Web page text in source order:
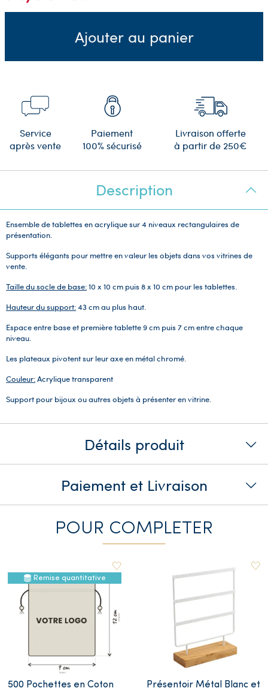
Ajouter au panier
Service
après vente
Paiement
100% sécurisé
Livraison offerte
à partir de 250€
Description
Ensemble de tablettes en acrylique sur 4 niveaux rectangulaires de
présentation.
Supports élégants pour mettre en valeur les objets dans vos vitrines de
vente.
Taille du socle de base:10 x 10 cm puis 8 x 10 cm pour les tablettes.
Hauteur du support:43 cm au plus haut.
Espace entre base et première tablette 9 cm puis 7 cm entre chaque
niveau.
Les plateaux pivotent sur leur axe en métal chromé.
Couleur:Acrylique transparent
Support pour bijoux ou autres objets à présenter en vitrine.
Détails produit
Paiement et Livraison
POUR COMPLETER
Remise quantitative
500 Pochettes en Coton
Présentoir Métal Blanc et